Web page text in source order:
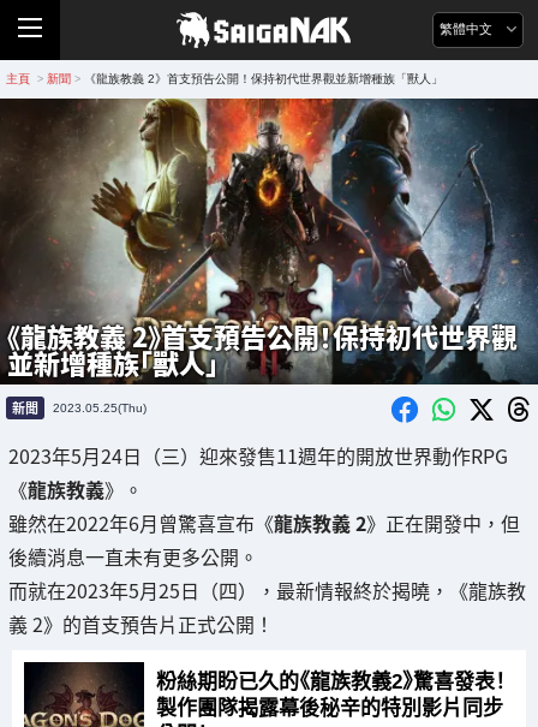
繁體中文
主頁 > 新聞 > 《龍族教義 2》首支預告公開！保持初代世界觀並新增種族「獸人」
《龍族教義 2》首支預告公開！保持初代世界觀
並新增種族「獸人」
新聞 2023.05.25(Thu)
2023年5月24日（三）迎來發售11週年的開放世界動作RPG
《龍族教義》。
雖然在2022年6月曾驚喜宣布《龍族教義 2》正在開發中，但
後續消息一直未有更多公開。
而就在2023年5月25日（四），最新情報終於揭曉，《龍族教
義 2》的首支預告片正式公開！